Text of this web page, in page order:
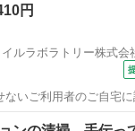
円
ルラボラトリー株式会
ないご利用者のご自宅
メインの訪問介護の
介護